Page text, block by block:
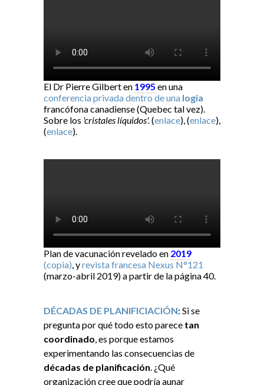
El Dr Pierre Gilbert en 1995 en una
conferencia privada dentro de una logia
francófona canadiense (Quebec tal vez).
Sobre los 'cristales líquidos'.(enlace), (enlace),
(enlace).
Plan de vacunación revelado en 2019
(copia), yrevista francesa Nexus N°121
(marzo-abril 2019) a partir de la página 40.
DÉCADAS DE PLANIFICIACIÓN: Si se
pregunta por qué todo esto parece tan
coordinado, es porque estamos
experimentando las consecuencias de
décadas de planificación. ¿Qué
organización cree que podría aunar